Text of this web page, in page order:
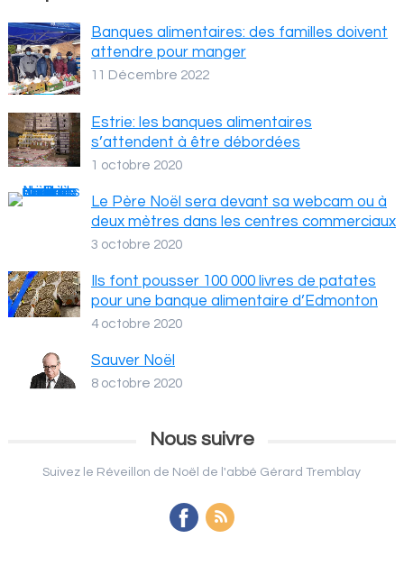
Banques alimentaires: des familles doivent
attendre pour manger
11 Décembre 2022
Estrie: les banques alimentaires
s’attendent à être débordées
1 octobre 2020
Le Père Noël sera devant sa webcam ou à
deux mètres dans les centres commerciaux
3 octobre 2020
Ils font pousser 100 000 livres de patates
pour une banque alimentaire d’Edmonton
4 octobre 2020
Sauver Noël
8 octobre 2020
Nous suivre
Suivez le Réveillon de Noël de l'abbé Gérard Tremblay